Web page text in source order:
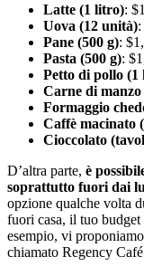
Latte (1 litro):
Uova (12 unità)
Pane (500 g):
Pasta (500 g):
Petto di pollo (1
Carne di manzo
Formaggio
Caffè macinato
Cioccolato
D’altra parte, è
soprattutto fuori dai
opzione qualche volta
fuori casa, il tuo
esempio, vi
chiamato Regency